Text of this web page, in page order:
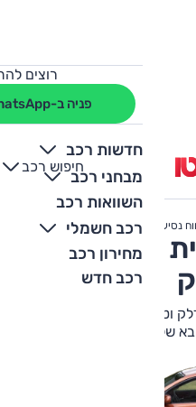
רוצים
פניה ב-WhatsApp
חדשות רכב
מבחני רכב
השוואות רכב
רכב חשמלי
מחירון רכב
רכב חדש
חיפוש רכב
+
-
נסיעה
2015 צריכת
הנסיעה של פולקסווגן
שלך